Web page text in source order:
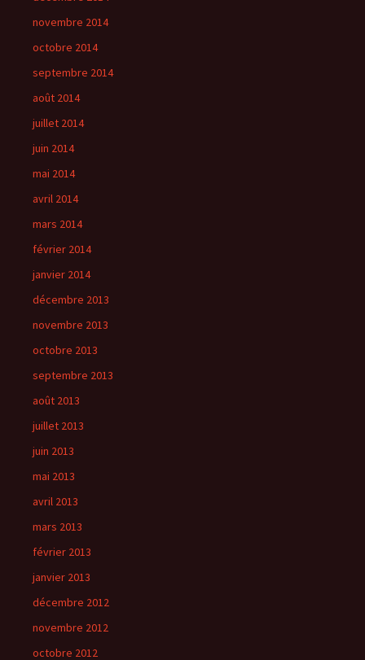
novembre 2014
octobre 2014
septembre 2014
août 2014
juillet 2014
juin 2014
mai 2014
avril 2014
mars 2014
février 2014
janvier 2014
décembre 2013
novembre 2013
octobre 2013
septembre 2013
août 2013
juillet 2013
juin 2013
mai 2013
avril 2013
mars 2013
février 2013
janvier 2013
décembre 2012
novembre 2012
octobre 2012